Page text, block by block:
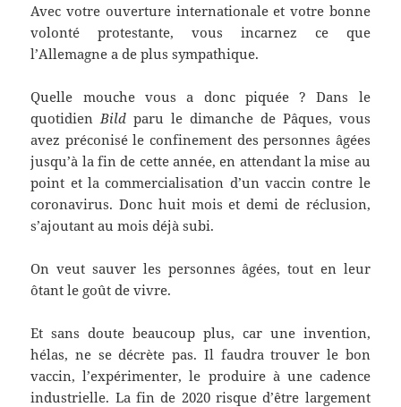
Avec votre ouverture internationale et votre bonne
volonté protestante, vous incarnez ce que
l’Allemagne a de plus sympathique.
Quelle mouche vous a donc piquée ? Dans le
quotidien Bildparu le dimanche de Pâques, vous
avez préconisé le confinement des personnes âgées
jusqu’à la fin de cette année, en attendant la mise au
point et la commercialisation d’un vaccin contre le
coronavirus. Donc huit mois et demi de réclusion,
s’ajoutant au mois déjà subi.
On veut sauver les personnes âgées, tout en leur
ôtant le goût de vivre.
Et sans doute beaucoup plus, car une invention,
hélas, ne se décrète pas. Il faudra trouver le bon
vaccin, l’expérimenter, le produire à une cadence
industrielle. La fin de 2020 risque d’être largement